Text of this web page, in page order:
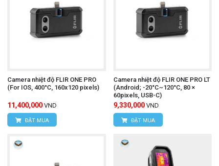
Website:www.hungnguyentech.vn
HÙNG NGUYÊN TECH - TP HỒ CHÍ MINH
Kiên, Huyện Bình Chánh, Thành phố Hồ Chí
Minh
Điện thoại:
0934.616.395
Website:
www.hungnguyentech.vn
Camera nhiệt độ FLIR ONE PRO
(For IOS, 400°C, 160x120 pixels)
11,400,000 VND
ĐẶT MUA
Camera nhiệt độ FLIR ONE PRO LT
(Android; -20°C~120°C, 80 ×
60pixels, USB-C)
9,330,000 VND
ĐẶT MUA